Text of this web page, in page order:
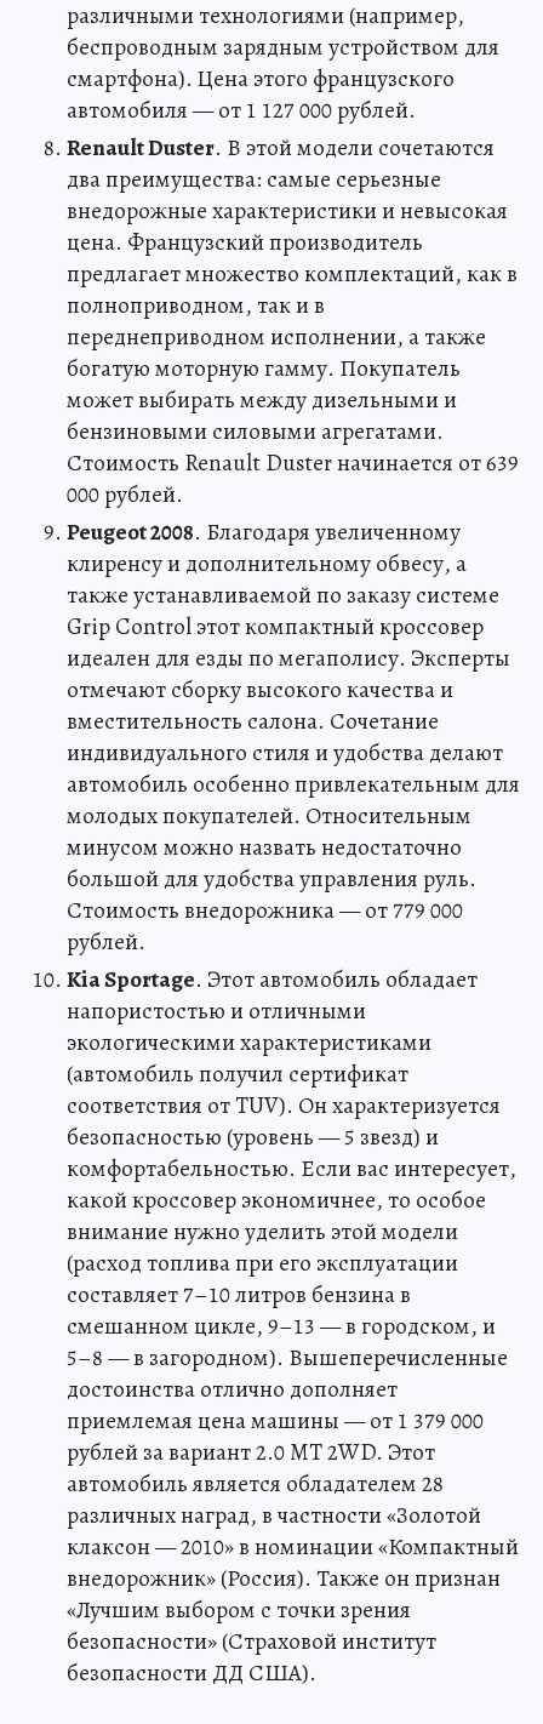
различными технологиями (например,
беспроводным зарядным устройством для
смартфона). Цена этого французского
автомобиля — от 1 127 000 рублей.
Renault Duster. В этой модели сочетаются
два преимущества: самые серьезные
внедорожные характеристики и невысокая
цена. Французский производитель
предлагает множество комплектаций, как в
полноприводном, так и в
переднеприводном исполнении, а также
богатую моторную гамму. Покупатель
может выбирать между дизельными и
бензиновыми силовыми агрегатами.
Стоимость Renault Duster начинается от 639
000 рублей.
Peugeot 2008. Благодаря увеличенному
клиренсу и дополнительному обвесу, а
также устанавливаемой по заказу системе
Grip Control этот компактный кроссовер
идеален для езды по мегаполису. Эксперты
отмечают сборку высокого качества и
вместительность салона. Сочетание
индивидуального стиля и удобства делают
автомобиль особенно привлекательным для
молодых покупателей. Относительным
минусом можно назвать недостаточно
большой для удобства управления руль.
Стоимость внедорожника — от 779 000
рублей.
Kia Sportage. Этот автомобиль обладает
напористостью и отличными
экологическими характеристиками
(автомобиль получил сертификат
соответствия от TUV). Он характеризуется
безопасностью (уровень — 5 звезд) и
комфортабельностью. Если вас интересует,
какой кроссовер экономичнее, то особое
внимание нужно уделить этой модели
(расход топлива при его эксплуатации
составляет 7–10 литров бензина в
смешанном цикле, 9–13 — в городском, и
5–8 — в загородном). Вышеперечисленные
достоинства отлично дополняет
приемлемая цена машины — от 1 379 000
рублей за вариант 2.0 MT 2WD. Этот
автомобиль является обладателем 28
различных наград, в частности «Золотой
клаксон — 2010» в номинации «Компактный
внедорожник» (Россия). Также он признан
«Лучшим выбором с точки зрения
безопасности» (Страховой институт
безопасности ДД США).